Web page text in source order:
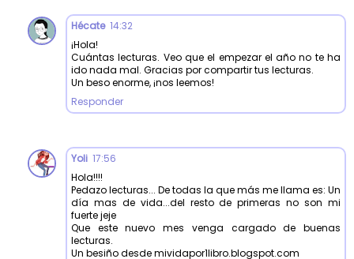
Hécate 14:32
¡Hola!
Cuántas lecturas. Veo que el empezar el año no te ha
ido nada mal. Gracias por compartir tus lecturas.
Un beso enorme, ¡nos leemos!
Responder
Yoli 17:56
Hola!!!!
Pedazo lecturas... De todas la que más me llama es: Un
día mas de vida...del resto de primeras no son mi
fuerte jeje
Que este nuevo mes venga cargado de buenas
lecturas.
Un besiño desde mividapor1libro.blogspot.com